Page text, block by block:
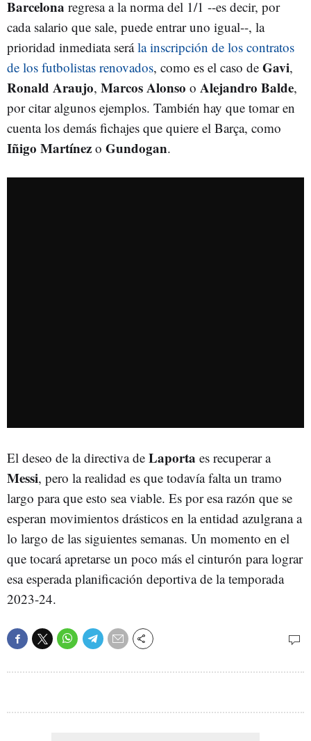
Barcelona regresa a la norma del 1/1 --es decir, por
cada salario que sale, puede entrar uno igual--, la
prioridad inmediata serála inscripción de los contratos
de los futbolistas renovados, como es el caso de Gavi,
Ronald Araujo, Marcos Alonso o Alejandro Balde,
por citar algunos ejemplos. También hay que tomar en
cuenta los demás fichajes que quiere el Barça, como
Iñigo Martínez o Gundogan.
El deseo de la directiva de Laporta es recuperar a
Messi, pero la realidad es que todavía falta un tramo
largo para que esto sea viable. Es por esa razón que se
esperan movimientos drásticos en la entidad azulgrana a
lo largo de las siguientes semanas. Un momento en el
que tocará apretarse un poco más el cinturón para lograr
esa esperada planificación deportiva de la temporada
2023-24.